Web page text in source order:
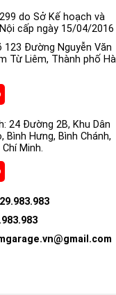
do Sở Kế hoạch và
cấp ngày 15/04/2016
123 Đường Nguyễn Văn
Từ Liêm, Thành phố Hà
24 Đường 2B, Khu Dân
Bình Hưng, Bình Chánh,
Minh.